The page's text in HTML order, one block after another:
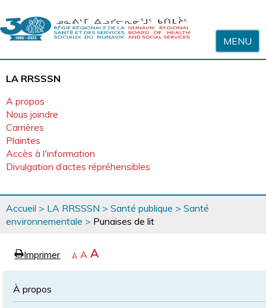
MENU
LA RRSSSN
A propos
Nous joindre
Carrières
Plaintes
Accès à l'information
Divulgation d’actes répréhensibles
Vous
êtes
ici
Accueil > LA RRSSSN > Santé publique > Santé
environnementale > Punaises de lit
eImprimerpageRétrécir
A Revenir
à
A Agrandir
la
A
À propos